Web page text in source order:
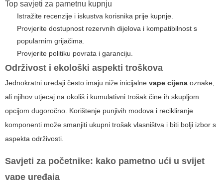
Top savjeti za pametnu kupnju
Istražite recenzije i iskustva korisnika prije kupnje.
Provjerite dostupnost rezervnih dijelova i kompatibilnost s
popularnim grijačima.
Provjerite politiku povrata i garanciju.
Održivost i ekološki aspekti troškova
Jednokratni uređaji često imaju niže inicijalne vape cijena oznake,
ali njihov utjecaj na okoliš i kumulativni trošak čine ih skupljom
opcijom dugoročno. Korištenje punjivih modova i recikliranje
komponenti može smanjiti ukupni trošak vlasništva i biti bolji izbor s
aspekta održivosti.
Savjeti za početnike: kako pametno ući u svijet
vape uređaja